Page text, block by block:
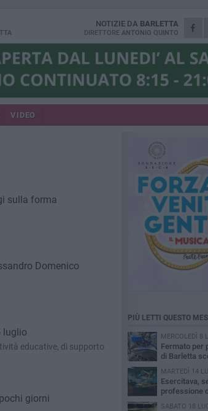
NOTIZIE DA BARLETTA
DIRETTORE ANTONIO QUINTO
VIDEO
sulla forma
Domenico
luglio
educative, di supporto
giorni
PIÙ LETTI QUESTO
MERCOLEDÌ 8
Fermato per
di Barletta
MARTEDÌ 14
Esercitava,
professione
SABATO 18